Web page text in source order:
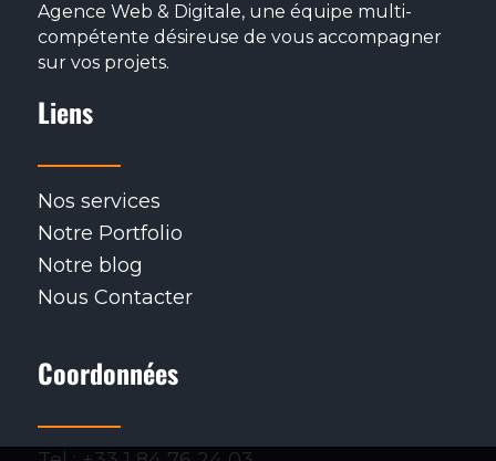
Agence Web & Digitale, une équipe multi-
compétente désireuse de vous accompagner
sur vos projets.
Liens
Nos services
Notre Portfolio
Notre blog
Nous Contacter
Coordonnées